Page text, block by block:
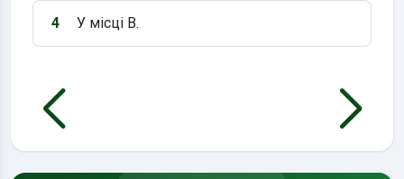
Варіант 4:
4 У місці В.